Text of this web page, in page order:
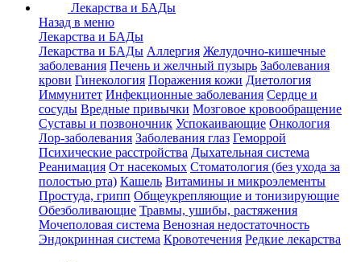
Лекарства и БАДы
Назад в меню
Лекарства и БАДы
Лекарства и БАДы Аллергия Желудочно-кишечные
заболевания Печень и желчный пузырь Заболевания
крови Гинекология Поражения кожи Диетология
Иммунитет Инфекционные заболевания Сердце и
сосуды Вредные привычки Мозговое кровообращение
Суставы и позвоночник Успокаивающие Онкология
Лор-заболевания Заболевания глаз Геморрой
Психические расстройства Дыхательная система
Реанимация От насекомых Стоматология (без ухода за
полостью рта) Кашель Витамины и микроэлементы
Простуда, грипп Общеукрепляющие и тонизирующие
Обезболивающие Травмы, ушибы, растяжения
Мочеполовая система Венозная недостаточность
Эндокринная система Кровотечения Редкие лекарства